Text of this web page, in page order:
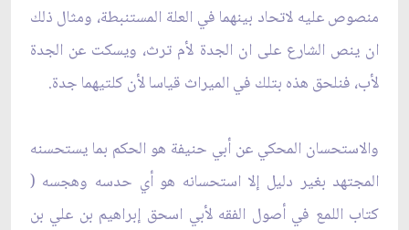
منصوص عليه لاتحاد بينهما في العلة المستنبطة، ومثال ذلك
ان ينص الشارع على ان الجدة لأم ترث، ويسكت عن الجدة
لأب، فنلحق هذه بتلك في الميراث قياسا لأن كلتيهما جدة.
والاستحسان المحكي عن أبي حنيفة هو الحكم بما يستحسنه
المجتهد بغير دليل إلا استحسانه هو أي حدسه وهجسه (
كتاب اللمع في أصول الفقه لأبي اسحق إبراهيم بن علي بن